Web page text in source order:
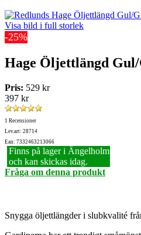
Visa bild i full storlek
-25%
Hage Öljettlängd
Pris: 529 kr
397 kr
1 Recensioner
Lev.art: 28714
Ean: 7332463213066
Finns på lager i Ängelholm
och kan skickas idag.
Fråga om denna produkt
Snygga öljettlängder i slubkvalité